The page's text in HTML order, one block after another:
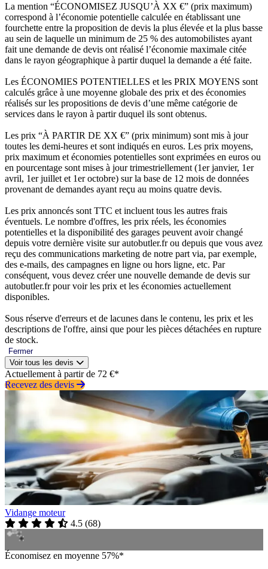
La mention “ÉCONOMISEZ JUSQU’À XX €” (prix maximum)
correspond à l’économie potentielle calculée en établissant une
fourchette entre la proposition de devis la plus élevée et la plus basse
au sein de laquelle un minimum de 25 % des automobilistes ayant
fait une demande de devis ont réalisé l’économie maximale citée
dans le rayon géographique à partir duquel la demande a été faite.
Les ÉCONOMIES POTENTIELLES et les PRIX MOYENS sont
calculés grâce à une moyenne globale des prix et des économies
réalisés sur les propositions de devis d’une même catégorie de
services dans le rayon à partir duquel ils sont obtenus.
Les prix “À PARTIR DE XX €” (prix minimum) sont mis à jour
toutes les demi-heures et sont indiqués en euros. Les prix moyens,
prix maximum et économies potentielles sont exprimées en euros ou
en pourcentage sont mises à jour trimestriellement (1er janvier, 1er
avril, 1er juillet et 1er octobre) sur la base de 12 mois de données
provenant de demandes ayant reçu au moins quatre devis.
Les prix annoncés sont TTC et incluent tous les autres frais
éventuels. Le nombre d'offres, les prix réels, les économies
potentielles et la disponibilité des garages peuvent avoir changé
depuis votre dernière visite sur autobutler.fr ou depuis que vous avez
reçu des communications marketing de notre part via, par exemple,
des e-mails, des campagnes en ligne ou hors ligne, etc. Par
conséquent, vous devez créer une nouvelle demande de devis sur
autobutler.fr pour voir les prix et les économies actuellement
disponibles.
Sous réserve d'erreurs et de lacunes dans le contenu, les prix et les
descriptions de l'offre, ainsi que pour les pièces détachées en rupture
de stock.
Fermer
Voir tous les devis
Actuellement à partir de 72 €*
Recevez des devis
Vidange moteur
4.5 (68)
Économisez en moyenne 57%*